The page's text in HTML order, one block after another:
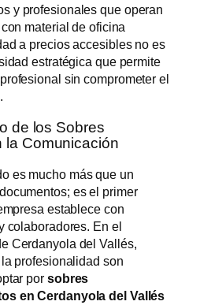
y profesionales que operan
material de oficina
a precios accesibles no es
estratégica que permite
sin comprometer el
de los Sobres
la Comunicación
es mucho más que un
es el primer
establece con
colaboradores. En el
Cerdanyola del Vallés,
profesionalidad son
por sobres
en Cerdanyola del Vallés